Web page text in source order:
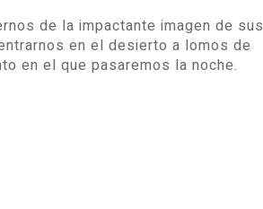
de la impactante imagen de sus
en el desierto a lomos de
en el que pasaremos la noche.